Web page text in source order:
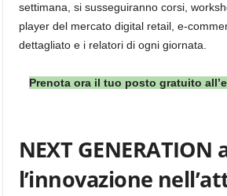
settimana, si susseguiranno corsi,
player del mercato digital retail, e-
dettagliato e i relatori di ogni giornata.
Prenota ora il tuo posto gratuito
NEXT
l’innovazione